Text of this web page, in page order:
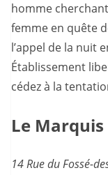
homme
femme en quête
l’appel de la nuit
Établissement
cédez à la
Le Marquis
14 Rue du Fossé-